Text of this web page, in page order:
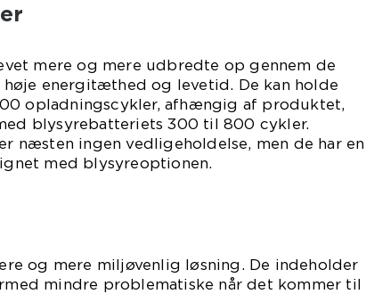
mere og mere udbredte op gennem de
energitæthed og levetid. De kan holde
opladningscykler, afhængig af produktet,
blysyrebatteriets 300 til 800 cykler.
næsten ingen vedligeholdelse, men de har en
med blysyreoptionen.
og mere miljøvenlig løsning. De indeholder
mindre problematiske når det kommer til